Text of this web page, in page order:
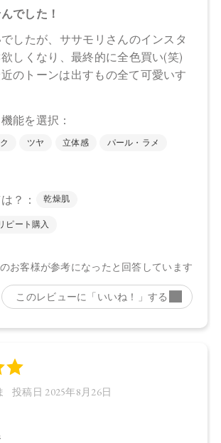
ロゴパイト、酸化チタン、酸化鉄、グン
赤２０２
ル、タルク、ホウケイ酸（Ｃａ／Ａ
キサノイン、リンゴ酸ジイソステアリ
酸水添ヒマシ油、ラウリン酸亜鉛、ポリ
ジメチルシロキシエチルジメチコン、ホ
、アルガニアスピノサ核油、オプンチア
ス、マイカ、合成フルオロフロゴパイ
化鉄、グンジョウ
の際には、下記品番をお伝え下さい。
8/1